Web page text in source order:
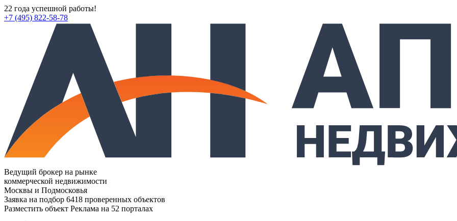
22 года успешной работы!
+7 (495) 822-58-78
Ведущий брокер на рынке
коммерческой недвижимости
Москвы и Подмосковья
Заявка на подбор 6418 проверенных объектов
Разместить объект Реклама на 52 порталах